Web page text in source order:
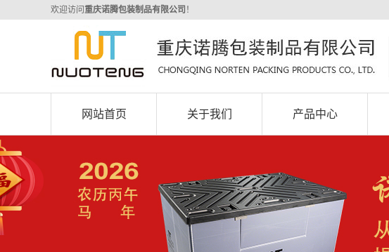
欢迎访问 重庆诺腾包装制品有限公司 ！
网站首页 关于我们 产品中心